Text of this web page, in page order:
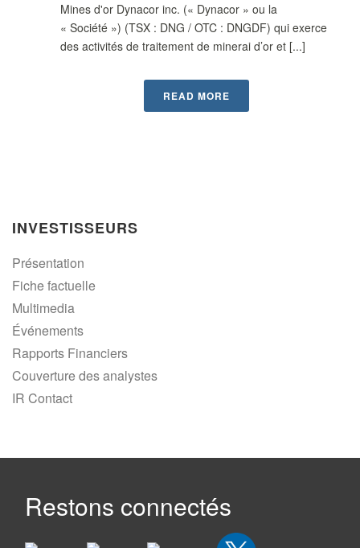
Mines d'or Dynacor inc. (« Dynacor » ou la
« Société ») (TSX : DNG / OTC : DNGDF) qui exerce
des activités de traitement de minerai d’or et [...]
READ MORE
INVESTISSEURS
Présentation
Fiche factuelle
Multimedia
Événements
Rapports Financiers
Couverture des analystes
IR Contact
Restons connectés